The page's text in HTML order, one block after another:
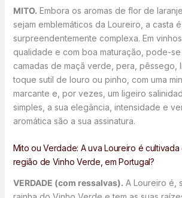
MITO. Embora os aromas de flor de
sejam emblemáticos da Loureiro, a casta é
surpreendentemente complexa. Em
qualidade e com boa maturação, pode-
camadas de maçã verde, pera, pêssego,
toque sutil de louro ou pinho, com uma
marcante e, por vezes, um ligeiro
simples, a sua elegância, intensidade e
aromática são a sua assinatura.
Mito ou Verdade: A uva Loureiro é
região de Vinho Verde, em Portugal?
VERDADE (com ressalvas). A Loureiro é,